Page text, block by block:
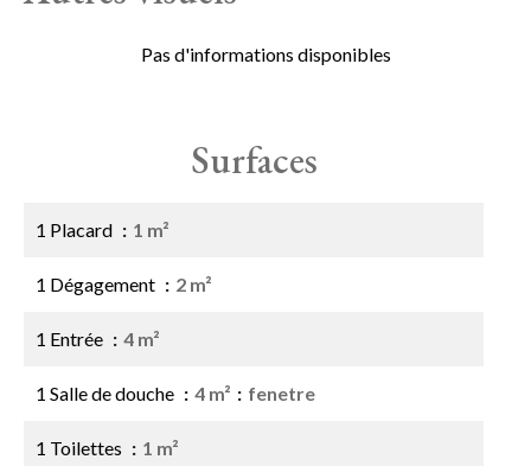
Pas d'informations disponibles
Surfaces
1 Placard 1 m²
1 Dégagement 2 m²
1 Entrée 4 m²
1 Salle de douche 4 m² fenetre
1 Toilettes 1 m²